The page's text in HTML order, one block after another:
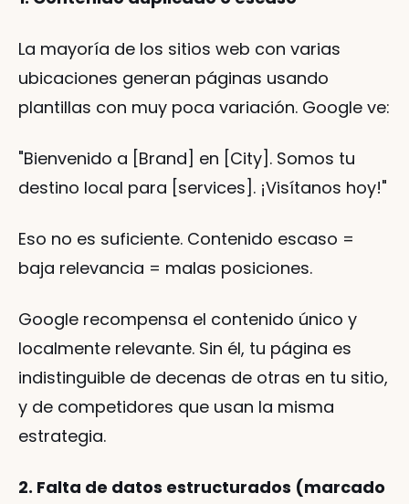
La mayoría de los sitios web con varias
ubicaciones generan páginas usando
plantillas con muy poca variación. Google ve:
"Bienvenido a [Brand] en [City]. Somos tu
destino local para [services]. ¡Visítanos hoy!"
Eso no es suficiente. Contenido escaso =
baja relevancia = malas posiciones.
Google recompensa el contenido único y
localmente relevante. Sin él, tu página es
indistinguible de decenas de otras en tu sitio,
y de competidores que usan la misma
estrategia.
2. Falta de datos estructurados (marcado